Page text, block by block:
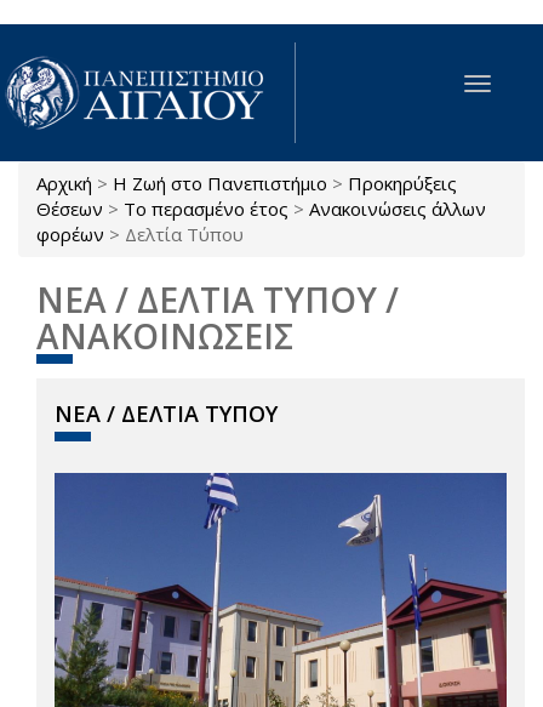
Παράκαμψη προς το κυρίως περιεχόμενο
Toggle
Είστε εδώ
Αρχική > Η Ζωή στο Πανεπιστήμιο > Προκηρύξεις
Θέσεων > Το περασμένο έτος > Ανακοινώσεις άλλων
φορέων > Δελτία Τύπου
ΝΕΑ / ΔΕΛΤΙΑ ΤΥΠΟΥ /
ΑΝΑΚΟΙΝΩΣΕΙΣ
ΝΕΑ / ΔΕΛΤΙΑ ΤΥΠΟΥ